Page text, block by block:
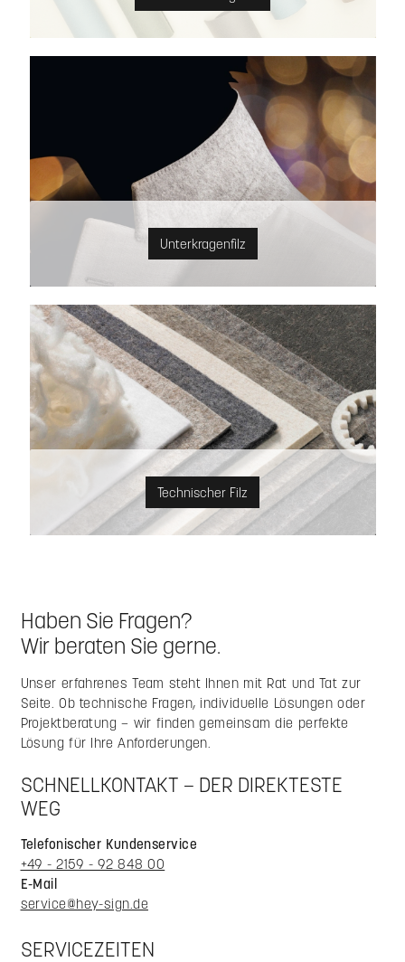
Unterkragenfilz
Technischer Filz
Technischer Filz
Haben Sie Fragen?
Wir beraten Sie gerne.
Unser erfahrenes Team steht Ihnen mit Rat und Tat zur
Seite. Ob technische Fragen, individuelle Lösungen oder
Projektberatung – wir finden gemeinsam die perfekte
Lösung für Ihre Anforderungen.
SCHNELLKONTAKT – DER DIREKTESTE
WEG
Telefonischer Kundenservice
+49 - 2159 - 92 848 00
E-Mail
service@hey-sign.de
SERVICEZEITEN